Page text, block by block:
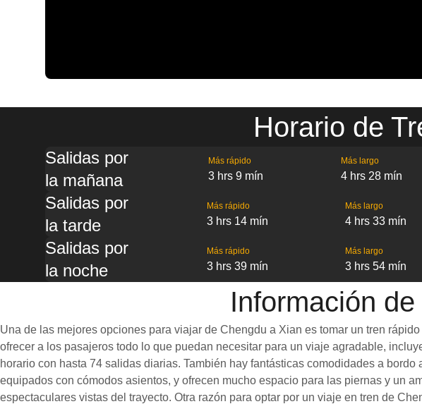
Horario de
Salidas por
la mañana
Más rápido
3 hrs 9 mín
Más largo
4 hrs 28 mín
Salidas por
la tarde
Más rápido
3 hrs 14 mín
Más largo
4 hrs 33 mín
Salidas por
la noche
Más rápido
3 hrs 39 mín
Más largo
3 hrs 54 mín
Información
Una de las mejores opciones para viajar de Chengdu a Xian es tomar un tren
ofrecer a los pasajeros todo lo que puedan necesitar para un viaje agradable,
horario con hasta 74 salidas diarias. También hay fantásticas comodidades a
equipados con cómodos asientos, y ofrecen mucho espacio para las piernas y un
espectaculares vistas del trayecto. Otra razón para optar por un viaje en tren de